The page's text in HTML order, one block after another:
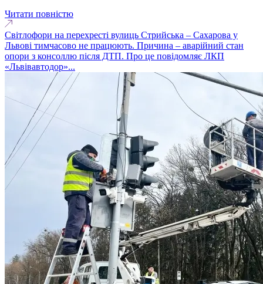
Читати повністю
Світлофори на перехресті вулиць Стрийська – Сахарова у
Львові тимчасово не працюють. Причина – аварійний стан
опори з консоллю після ДТП. Про це повідомляє ЛКП
«Львівавтодор»...